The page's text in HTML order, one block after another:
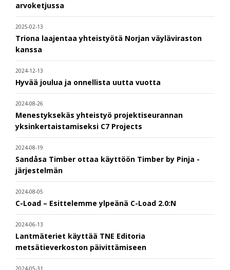
arvoketjussa
2025-02-13
Triona laajentaa yhteistyötä Norjan väyläviraston
kanssa
2024-12-13
Hyvää joulua ja onnellista uutta vuotta
2024-08-26
Menestyksekäs yhteistyö projektiseurannan
yksinkertaistamiseksi C7 Projects
2024-08-19
Sandåsa Timber ottaa käyttöön Timber by Pinja -
järjestelmän
2024-08-05
C-Load – Esittelemme ylpeänä C-Load 2.0:N
2024-06-13
Lantmäteriet käyttää TNE Editoria
metsätieverkoston päivittämiseen
2024-05-31